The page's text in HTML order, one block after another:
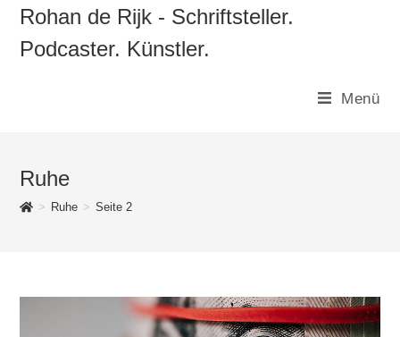
Zum
Inhalt
springen
Rohan de Rijk - Schriftsteller.
Podcaster. Künstler.
Menü
Ruhe
> Ruhe > Seite 2